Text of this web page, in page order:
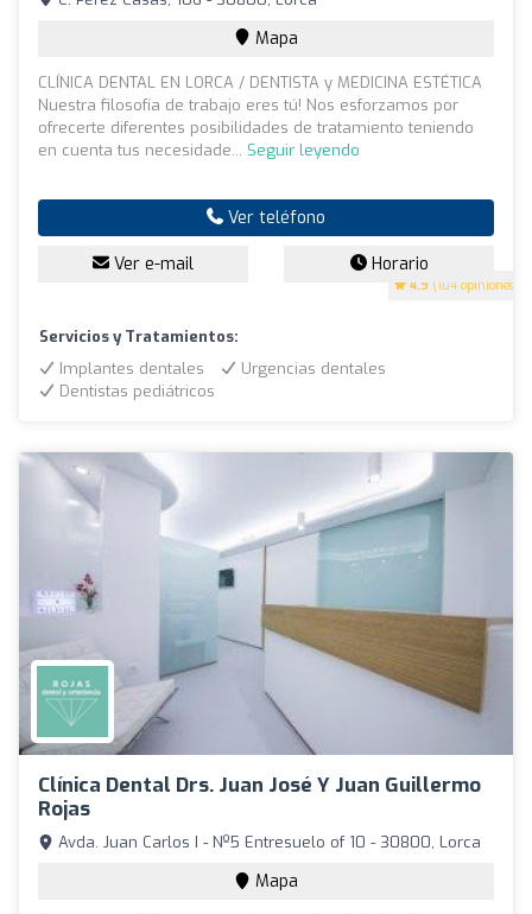
4.9 (104 opiniones)
Mapa
CLÍNICA DENTAL EN LORCA / DENTISTA y MEDICINA ESTÉTICA
Nuestra filosofía de trabajo eres tú! Nos esforzamos por
ofrecerte diferentes posibilidades de tratamiento teniendo
en cuenta tus necesidade... Seguir leyendo
Ver teléfono
Ver e-mail Horario
Servicios y Tratamientos:
Implantes dentales
Urgencias dentales
Dentistas pediátricos
Clínica Dental Drs. Juan José Y Juan Guillermo
Rojas
Avda. Juan Carlos I - Nº5 Entresuelo of 10 - 30800, Lorca
Mapa